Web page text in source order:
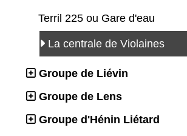
Terril 225 ou Gare d'eau
La centrale de Violaines
Groupe de Liévin
Groupe de Lens
Groupe d'Hénin Liétard